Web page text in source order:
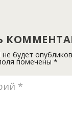
будет
помечены *